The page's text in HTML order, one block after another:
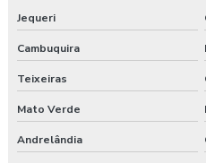
Jequeri
Cambuquira
Teixeiras
Mato Verde
Andrelândia